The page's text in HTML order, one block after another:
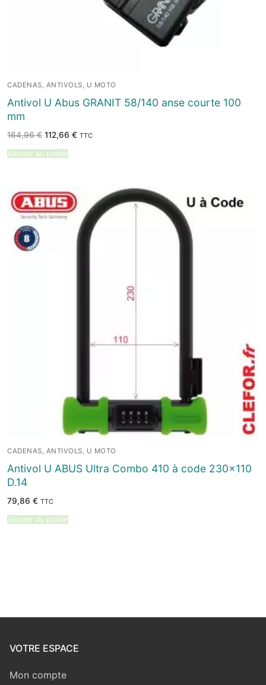
CADENAS, ANTIVOLS, U MOTO
Antivol U Abus GRANIT 58/140 anse courte 100
mm
164,96€ Le
prix
initial
était :
112,66 €Le
TTC
Ajouter au panier
CADENAS, ANTIVOLS, U MOTO
Antivol U ABUS Ultra Combo 410 à code 230×110
D.14
79,86 € TTC
Ajouter au panier
VOTRE ESPACE
Mon compte